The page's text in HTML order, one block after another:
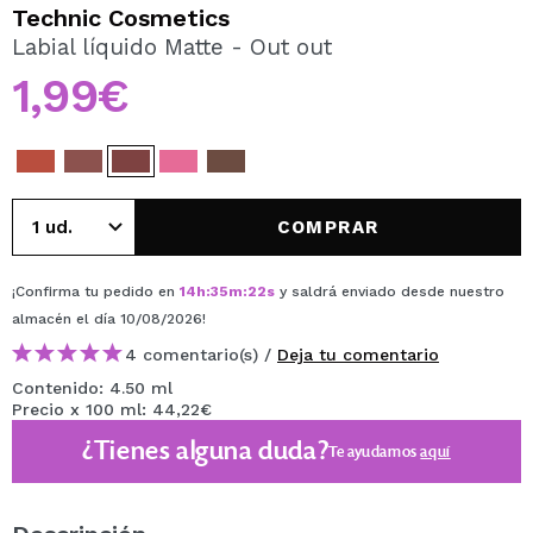
Al crear una cuenta en Maquillalia.com podrás realizar
tus compras rápidamente, revisar el estado de tus
pedidos y consultar tus operaciones anteriores.
Technic Cosmetics
Labial líquido Matte - Out out
1,99€
COMPRAR
¡Confirma tu pedido en 14h:35m:22s y saldrá enviado desde nuestro
almacén el día 10/08/2026!
4 comentario(s) / Deja tu comentario
Contenido: 4.50 ml
Precio x 100 ml: 44,22€
¿Tienes alguna duda?Te ayudamosaquí